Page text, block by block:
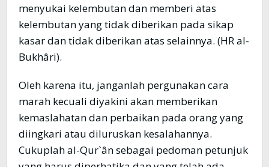
menyukai kelembutan dan memberi atas
kelembutan yang tidak diberikan pada sikap
kasar dan tidak diberikan atas selainnya. (HR al-
Bukhâri).
Oleh karena itu, janganlah pergunakan cara
marah kecuali diyakini akan memberikan
kemaslahatan dan perbaikan pada orang yang
diingkari atau diluruskan kesalahannya.
Cukuplah al-Qur`ân sebagai pedoman petunjuk